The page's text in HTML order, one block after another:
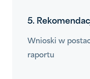
5.
Wnioski w
raportu